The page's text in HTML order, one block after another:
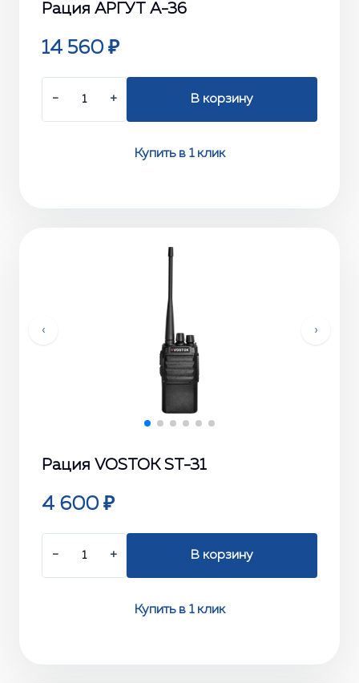
Рация АРГУТ А-36
14 560 ₽
− + В корзину
Купить в 1 клик
‹ ›
Рация VOSTOK ST-31
4 600 ₽
− + В корзину
Купить в 1 клик